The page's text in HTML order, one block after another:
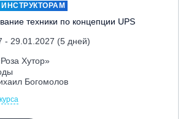
техники по концепции UPS
- 29.01.2027 (5 дней)
Хутор»
Богомолов